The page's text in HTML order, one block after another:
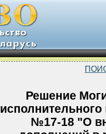
Решение
исполнительного
№17-18 "О